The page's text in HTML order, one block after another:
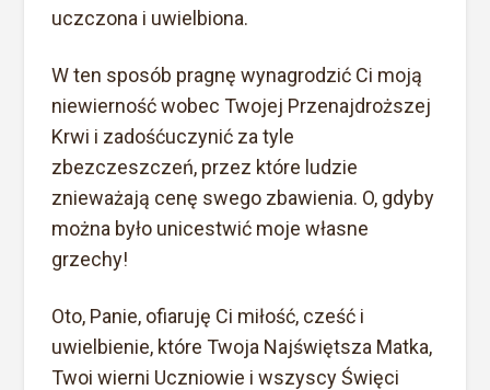
uczczona i uwielbiona.
W ten sposób pragnę wynagrodzić Ci moją
niewierność wobec Twojej Przenajdroższej
Krwi i zadośćuczynić za tyle
zbezczeszczeń, przez które ludzie
znieważają cenę swego zbawienia. O, gdyby
można było unicestwić moje własne
grzechy!
Oto, Panie, ofiaruję Ci miłość, cześć i
uwielbienie, które Twoja Najświętsza Matka,
Twoi wierni Uczniowie i wszyscy Święci